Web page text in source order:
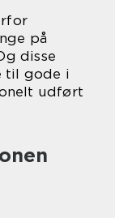
på
disse
til gode i
udført